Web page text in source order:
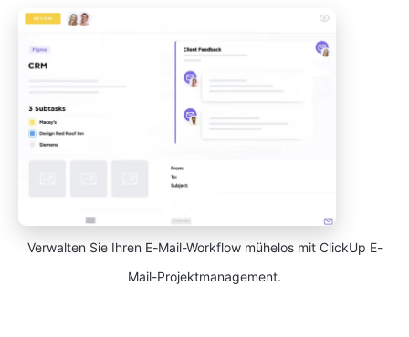
Verwalten Sie Ihren E-Mail-Workflow mühelos mit ClickUp E-
Mail-Projektmanagement.